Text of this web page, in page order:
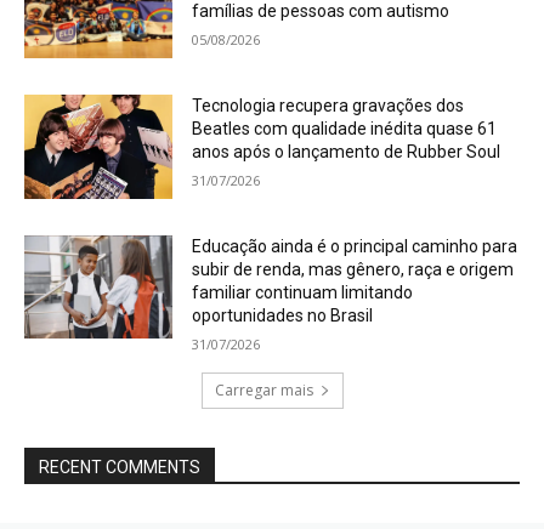
famílias de pessoas com autismo
05/08/2026
Tecnologia recupera gravações dos
Beatles com qualidade inédita quase 61
anos após o lançamento de Rubber Soul
31/07/2026
Educação ainda é o principal caminho para
subir de renda, mas gênero, raça e origem
familiar continuam limitando
oportunidades no Brasil
31/07/2026
Carregar mais
RECENT COMMENTS